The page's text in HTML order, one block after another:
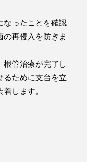
なったことを確認
の再侵入を防ぎま
根管治療が完了し
るために支台を立
します。